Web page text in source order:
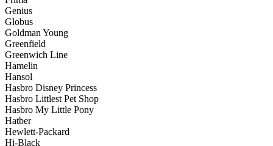
Genius
Globus
Goldman Young
Greenfield
Greenwich Line
Hamelin
Hansol
Hasbro Disney Princess
Hasbro Littlest Pet Shop
Hasbro My Little Pony
Hatber
Hewlett-Packard
Hi-Black